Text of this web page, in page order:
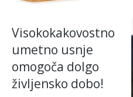
Visokokakovostno
umetno usnje
omogoča dolgo
življensko dobo!